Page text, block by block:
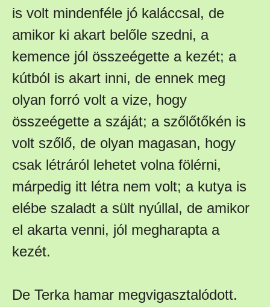
is volt mindenféle jó kaláccsal, de
amikor ki akart belőle szedni, a
kemence jól összeégette a kezét; a
kútból is akart inni, de ennek meg
olyan forró volt a vize, hogy
összeégette a száját; a szőlőtőkén is
volt szőlő, de olyan magasan, hogy
csak létráról lehetet volna fölérni,
márpedig itt létra nem volt; a kutya is
elébe szaladt a sült nyúllal, de amikor
el akarta venni, jól megharapta a
kezét.
De Terka hamar megvigasztalódott.